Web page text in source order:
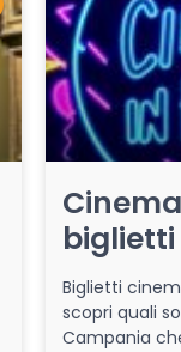
Biglietti
scopri quali
Campania